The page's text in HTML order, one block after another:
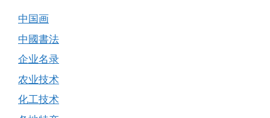
中国画
中國書法
企业名录
农业技术
化工技术